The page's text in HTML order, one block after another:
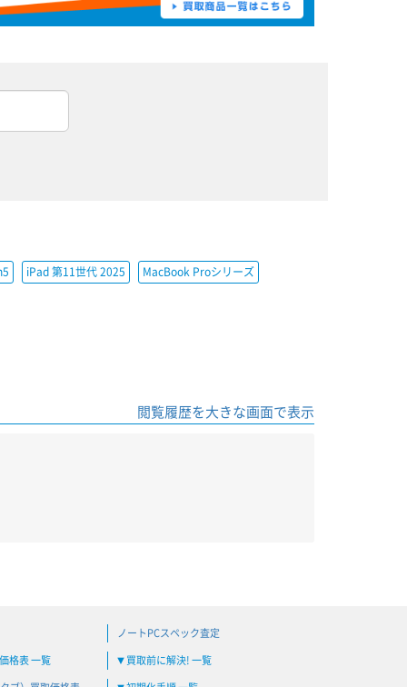
iPad 第11世代 2025 MacBook Proシリーズ
閲覧履歴を大きな画面で表示
格表 一覧
ノートPCスペック査定
▼ 買取前に解決! 一覧